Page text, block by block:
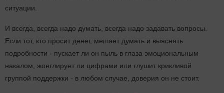
ситуации.
И всегда, всегда надо думать, всегда надо задавать вопросы.
Если тот, кто просит денег, мешает думать и выяснять
подробности - пускает ли он пыль в глаза эмоциональным
накалом, жонглирует ли цифрами или глушит крикливой
группой поддержки - в любом случае, доверия он не стоит.